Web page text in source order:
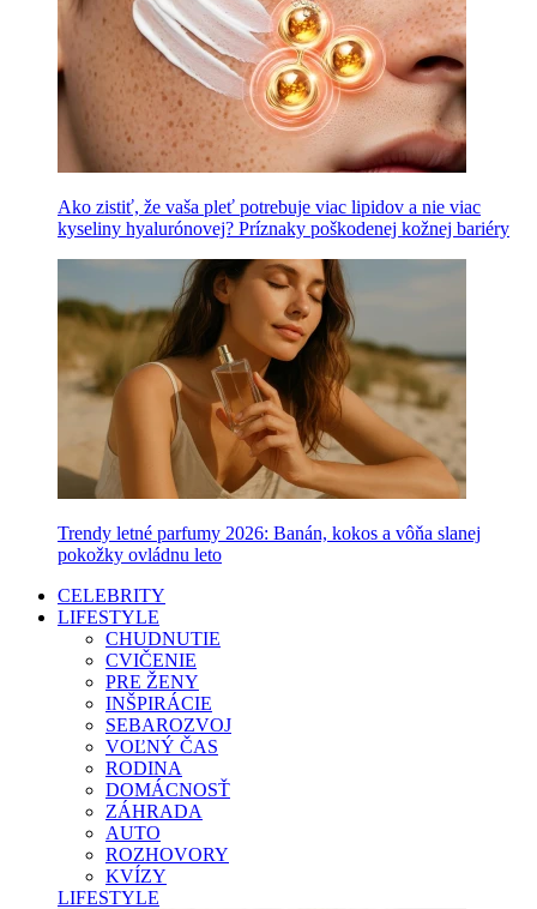
Ako zistiť, že vaša pleť potrebuje viac lipidov a nie viac
kyseliny hyalurónovej? Príznaky poškodenej kožnej bariéry
Trendy letné parfumy 2026: Banán, kokos a vôňa slanej
pokožky ovládnu leto
CELEBRITY
LIFESTYLE
CHUDNUTIE
CVIČENIE
PRE ŽENY
INŠPIRÁCIE
SEBAROZVOJ
VOĽNÝ ČAS
RODINA
DOMÁCNOSŤ
ZÁHRADA
AUTO
ROZHOVORY
KVÍZY
LIFESTYLE